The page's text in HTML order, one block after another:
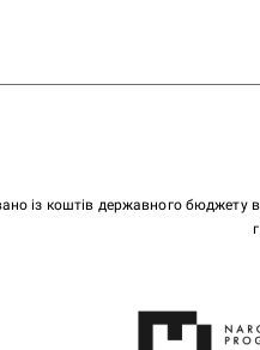
із коштів державного бюджету